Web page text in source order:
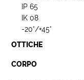
IP 65
IK 08
-20°/+45°
OTTICHE
CORPO